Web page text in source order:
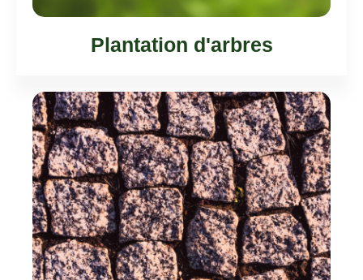
Plantation d'arbres